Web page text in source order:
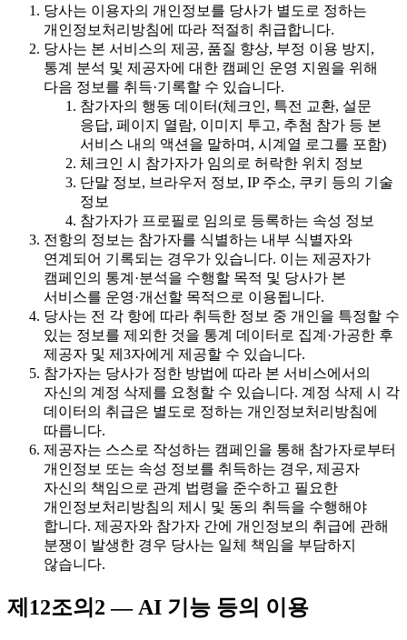
당사는 이용자의 개인정보를 당사가 별도로 정하는
개인정보처리방침에 따라 적절히 취급합니다.
당사는 본 서비스의 제공, 품질 향상, 부정 이용 방지,
통계 분석 및 제공자에 대한 캠페인 운영 지원을 위해
다음 정보를 취득·기록할 수 있습니다.
참가자의 행동 데이터(체크인, 특전 교환, 설문
응답, 페이지 열람, 이미지 투고, 추첨 참가 등 본
서비스 내의 액션을 말하며, 시계열 로그를 포함)
체크인 시 참가자가 임의로 허락한 위치 정보
단말 정보, 브라우저 정보, IP 주소, 쿠키 등의 기술
정보
참가자가 프로필로 임의로 등록하는 속성 정보
전항의 정보는 참가자를 식별하는 내부 식별자와
연계되어 기록되는 경우가 있습니다. 이는 제공자가
캠페인의 통계·분석을 수행할 목적 및 당사가 본
서비스를 운영·개선할 목적으로 이용됩니다.
당사는 전 각 항에 따라 취득한 정보 중 개인을 특정할 수
있는 정보를 제외한 것을 통계 데이터로 집계·가공한 후
제공자 및 제3자에게 제공할 수 있습니다.
참가자는 당사가 정한 방법에 따라 본 서비스에서의
자신의 계정 삭제를 요청할 수 있습니다. 계정 삭제 시 각
데이터의 취급은 별도로 정하는 개인정보처리방침에
따릅니다.
제공자는 스스로 작성하는 캠페인을 통해 참가자로부터
개인정보 또는 속성 정보를 취득하는 경우, 제공자
자신의 책임으로 관계 법령을 준수하고 필요한
개인정보처리방침의 제시 및 동의 취득을 수행해야
합니다. 제공자와 참가자 간에 개인정보의 취급에 관해
분쟁이 발생한 경우 당사는 일체 책임을 부담하지
않습니다.
제12조의2 — AI 기능 등의 이용